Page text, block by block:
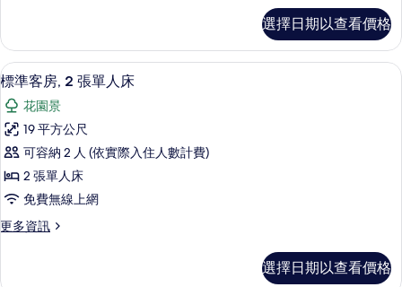
人
床,
按
摩
浴
缸
的
所
有
1
張
加
大
雙
人
床,
按
摩
浴
缸
的
選擇日期以查看價格
顯
示
標
準
客
房,
張
人
1
標準客房, 2 張單人床
花園景
19 平方公尺
可容納 2 人 (依實際入住人數計費)
2 張單人床
免費無線上網
更多資訊
更
選擇日期以查看價格